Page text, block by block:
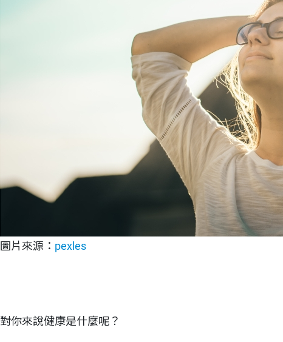
圖片來源： pexles
對你來說健康是什麼呢？